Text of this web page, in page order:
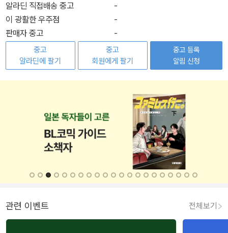
알라딘 직접배송 중고
-
이 광활한 우주점
-
판매자 중고
-
중고
알라딘에 팔기
중고
회원에게 팔기
중고 등록
알림 신청
관련 이벤트 전체보기